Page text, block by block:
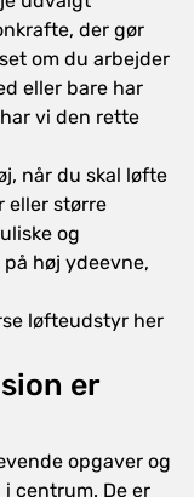
der gør
om du arbejder
eller bare har
vi den rette
når du skal løfte
eller større
og
høj ydeevne,
løfteudstyr her
er
opgaver og
centrum. De er